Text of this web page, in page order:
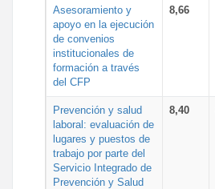
Asesoramiento y
apoyo en la ejecución
de convenios
institucionales de
formación a través
del CFP
8,66
Prevención y salud
laboral: evaluación de
lugares y puestos de
trabajo por parte del
Servicio Integrado de
Prevención y Salud
8,40